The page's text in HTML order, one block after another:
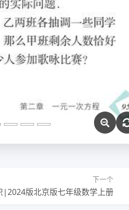
下一个
|2024版北京版七年级数学上册